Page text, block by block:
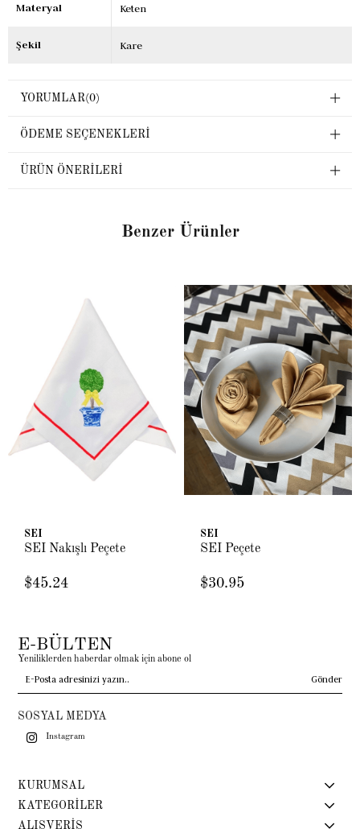
Materyal Keten
Şekil Kare
YORUMLAR(0)
ÖDEME SEÇENEKLERI
ÜRÜN ÖNERILERI
Benzer Ürünler
SEI
SEI Nakışlı Peçete
$45.24
SEI
SEI Peçete
$30.95
E-BÜLTEN
Yeniliklerden haberdar olmak için abone ol
Gönder
SOSYAL MEDYA
Instagram
KURUMSAL
KATEGORİLER
ALIŞVERİŞ